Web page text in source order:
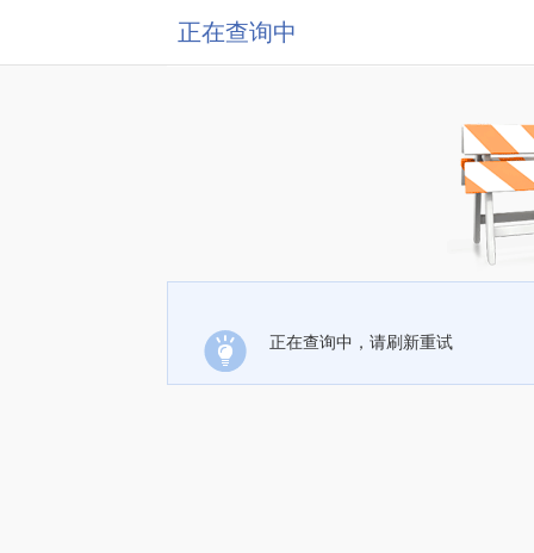
正在查询中
正在查询中，请刷新重试